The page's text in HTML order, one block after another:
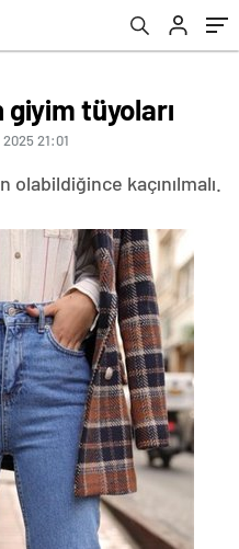
giyim tüyoları
21:01
kaçınılmalı.